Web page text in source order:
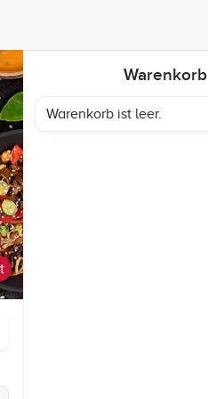
Warenkorb
Warenkorb ist leer.